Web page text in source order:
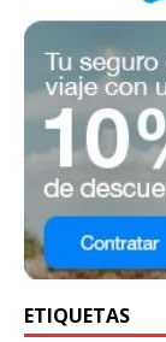
ETIQUETAS